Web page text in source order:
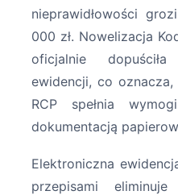
nieprawidłowości
000 zł. Nowelizacja
oficjalnie
ewidencji, co
RCP spełnia
dokumentacją
Elektroniczna
przepisami